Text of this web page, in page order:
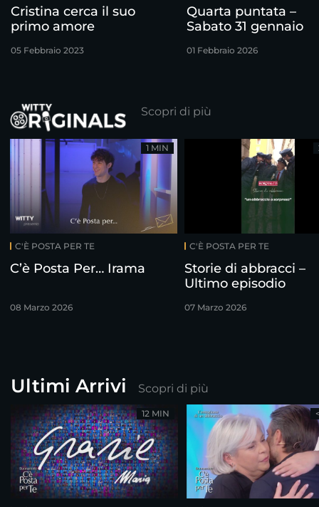
Cristina cerca il suo
primo amore
05 Febbraio 2023
Quarta puntata –
Sabato 31 gennaio
01 Febbraio 2026
Scopri di più
C'È POSTA PER TE
C’è Posta Per… Irama
08 Marzo 2026
1 MIN
C'È POSTA PER TE
Storie di abbracci –
Ultimo episodio
07 Marzo 2026
Ultimi Arrivi Scopri di più
12 MIN